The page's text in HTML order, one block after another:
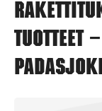
tuotteet